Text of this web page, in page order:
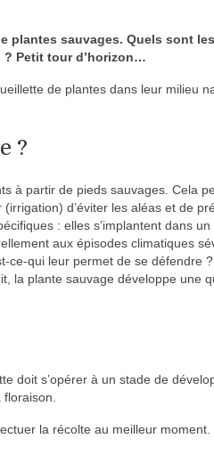
plantes sauvages. Quels sont
? Petit tour d’horizon…
de plantes dans leur milieu
?
à partir de pieds sauvages. Cela
d’éviter les aléas et de
: elles s’implantent dans
aux épisodes climatiques
ce-qui leur permet de se défendre
la plante sauvage développe une
doit s’opérer à un stade de
la récolte au meilleur moment.